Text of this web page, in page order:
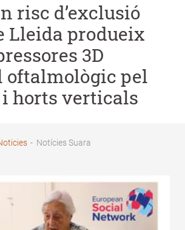
risc d’exclusió
Lleida produeix
3D
oftalmològic pel
i horts verticals
- Notícies Suara